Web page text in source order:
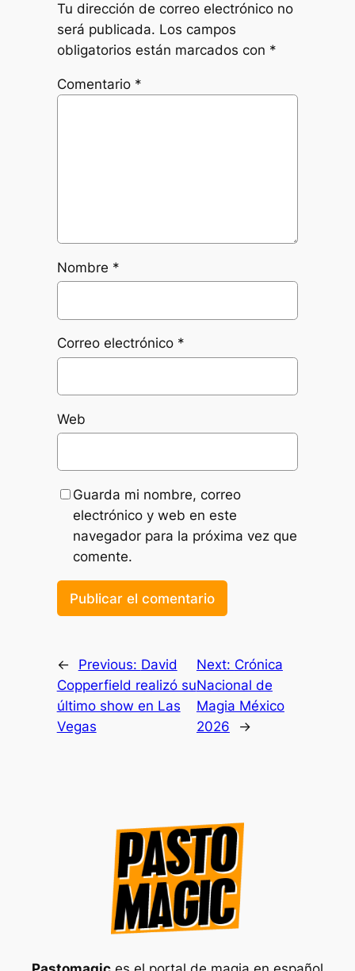
Tu dirección de correo electrónico no
será publicada. Los campos
obligatorios están marcados con *
Comentario *
Nombre *
Correo electrónico *
Web
Guarda mi nombre, correo
electrónico y web en este
navegador para la próxima vez que
comente.
← Previous: David
Copperfield realizó su
último show en Las
Vegas
Next: Crónica
Nacional de
Magia México
2026
→